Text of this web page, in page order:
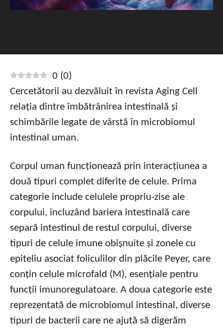
0 (0)
Cercetătorii au dezvăluit în revista Aging Cell
relația dintre îmbătrânirea intestinală și
schimbările legate de vârstă în microbiomul
intestinal uman.
Corpul uman funcționează prin interacțiunea a
două tipuri complet diferite de celule. Prima
categorie include celulele propriu-zise ale
corpului, incluzând bariera intestinală care
separă intestinul de restul corpului, diverse
tipuri de celule imune obișnuite și zonele cu
epiteliu asociat foliculilor din plăcile Peyer, care
conțin celule microfald (M), esențiale pentru
funcții imunoregulatoare. A doua categorie este
reprezentată de microbiomul intestinal, diverse
tipuri de bacterii care ne ajută să digerăm